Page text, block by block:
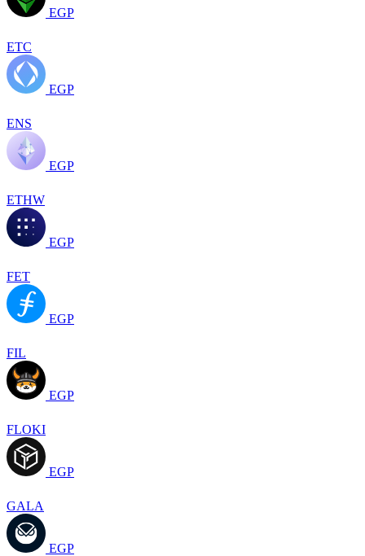
EGP
ETC
EGP
ENS
EGP
ETHW
EGP
FET
EGP
FIL
EGP
FLOKI
EGP
GALA
EGP